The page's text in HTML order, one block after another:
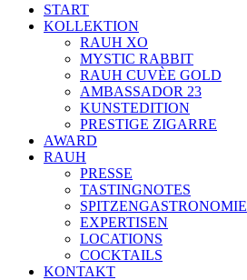
START
KOLLEKTION
RAUH XO
MYSTIC RABBIT
RAUH CUVÈE GOLD
AMBASSADOR 23
KUNSTEDITION
PRESTIGE ZIGARRE
AWARD
RAUH
PRESSE
TASTINGNOTES
SPITZENGASTRONOMIE
EXPERTISEN
LOCATIONS
COCKTAILS
KONTAKT